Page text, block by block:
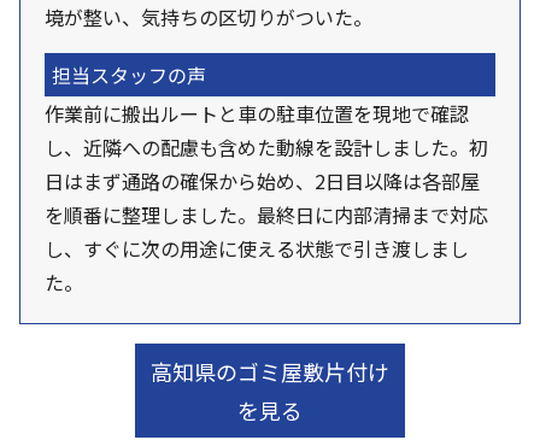
境が整い、気持ちの区切りがついた。
担当スタッフの声
作業前に搬出ルートと車の駐車位置を現地で確認
し、近隣への配慮も含めた動線を設計しました。初
日はまず通路の確保から始め、2日目以降は各部屋
を順番に整理しました。最終日に内部清掃まで対応
し、すぐに次の用途に使える状態で引き渡しまし
た。
高知県のゴミ屋敷片付け
を見る